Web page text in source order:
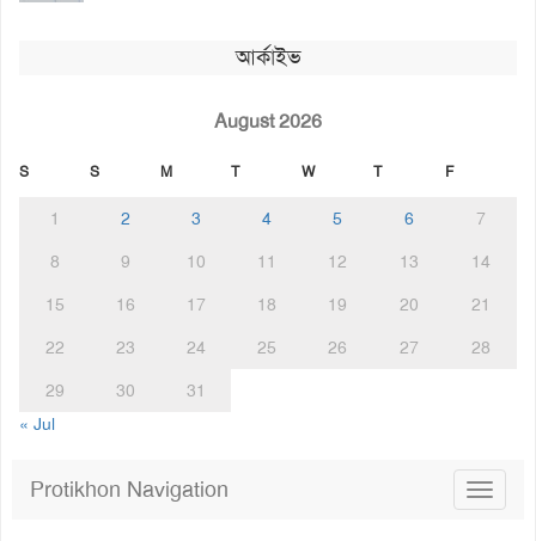
আর্কাইভ
August 2026
S S M T W T F
1 2 3 4 5 6
7
8
9 10 11 12 13
14
15
16 17 18 19 20
21
22
23 24 25 26 27
28
29
30
31
« Jul
Toggle
Protikhon Navigation